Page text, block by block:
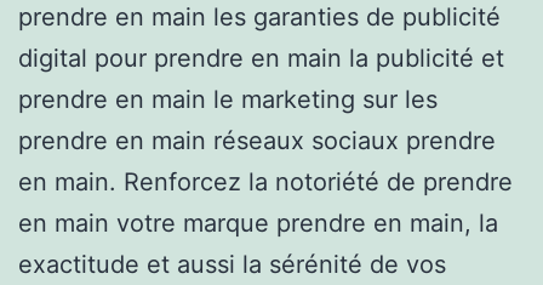
prendre en main les garanties de publicité
digital pour prendre en main la publicité et
prendre en main le marketing sur les
prendre en main réseaux sociaux prendre
en main. Renforcez la notoriété de prendre
en main votre marque prendre en main, la
exactitude et aussi la sérénité de vos